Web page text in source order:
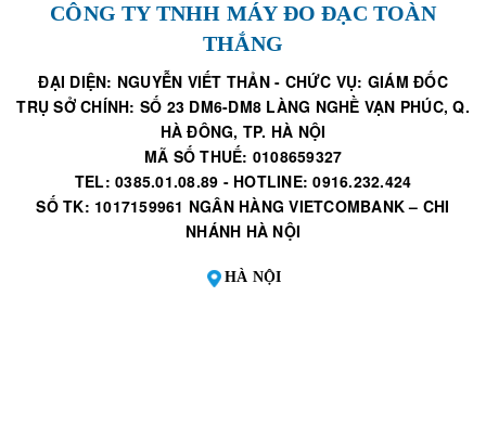
CÔNG TY TNHH MÁY ĐO ĐẠC TOÀN
THẮNG
ĐẠI DIỆN: NGUYỄN VIẾT THẢN - CHỨC VỤ: GIÁM ĐỐC
TRỤ SỞ CHÍNH: SỐ 23 DM6-DM8 LÀNG NGHỀ VẠN PHÚC, Q.
HÀ ĐÔNG, TP. HÀ NỘI
MÃ SỐ THUẾ: 0108659327
TEL: 0385.01.08.89 - HOTLINE: 0916.232.424
SỐ TK: 1017159961 NGÂN HÀNG VIETCOMBANK – CHI
NHÁNH HÀ NỘI
HÀ NỘI